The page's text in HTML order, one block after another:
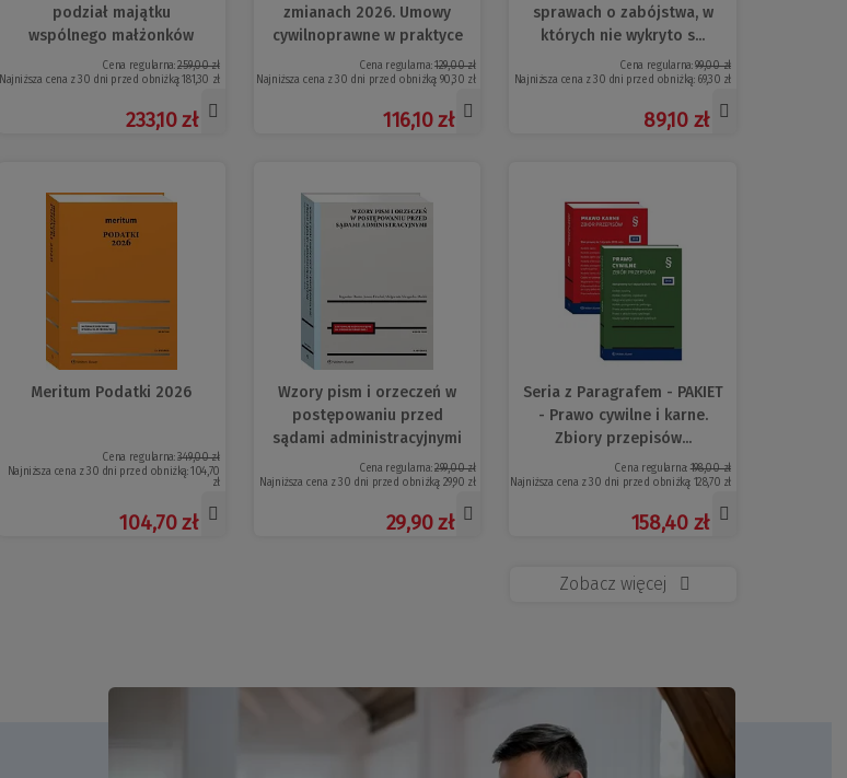
podział majątku
wspólnego małżonków
Cena regularna:259,00 zł
Najniższa cena z 30 dni przed obniżką:181,30 zł
233,10 zł
zmianach 2026. Umowy
cywilnoprawne w praktyce
Cena regularna:129,00 zł
Najniższa cena z 30 dni przed obniżką: 90,30 zł
116,10 zł
sprawach o zabójstwa, w
których nie wykryto s...
Cena regularna:99,00 zł
Najniższa cena z 30 dni przed obniżką: 69,30 zł
89,10 zł
Meritum Podatki 2026
Cena regularna:349,00 zł
Najniższa cena z 30 dni przed obniżką:104,70
zł
104,70 zł
Wzory pism i orzeczeń w
postępowaniu przed
sądami administracyjnymi
Cena regularna:299,00 zł
Najniższa cena z 30 dni przed obniżką: 29,90 zł
29,90 zł
Seria z Paragrafem - PAKIET
- Prawo cywilne i karne.
Zbiory przepisów...
Cena regularna:198,00 zł
Najniższa cena z 30 dni przed obniżką: 128,70 zł
158,40 zł
Zobacz więcej